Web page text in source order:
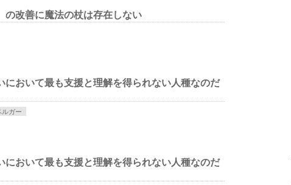
の改善に魔法の杖は存在しない
において最も支援と理解を得られない人種なのだ
ルガー
において最も支援と理解を得られない人種なのだ